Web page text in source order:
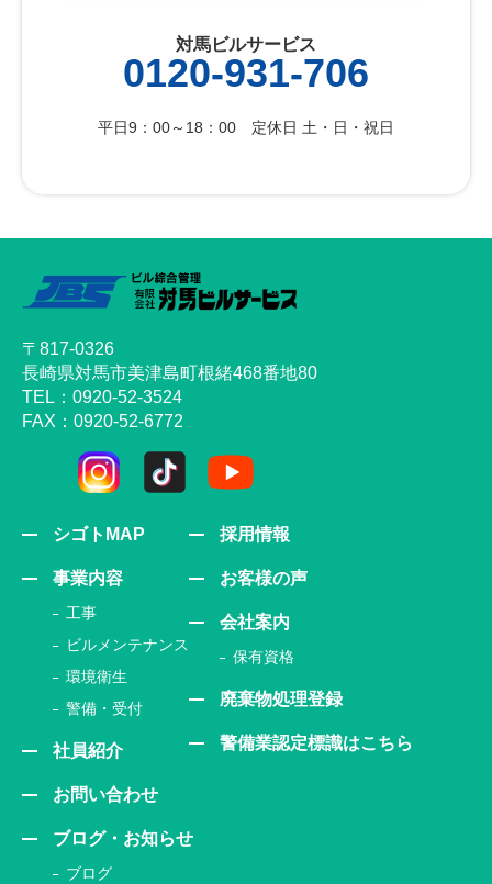
対馬ビルサービス
0120-931-706
平日9：00～18：00 定休日 土・日・祝日
〒817-0326
長崎県対馬市美津島町根緒468番地80
TEL：0920-52-3524
FAX：0920-52-6772
シゴトMAP
事業内容
工事
ビルメンテナンス
環境衛生
警備・受付
社員紹介
採用情報
お客様の声
会社案内
保有資格
廃棄物処理登録
警備業認定標識はこちら
お問い合わせ
ブログ・お知らせ
ブログ